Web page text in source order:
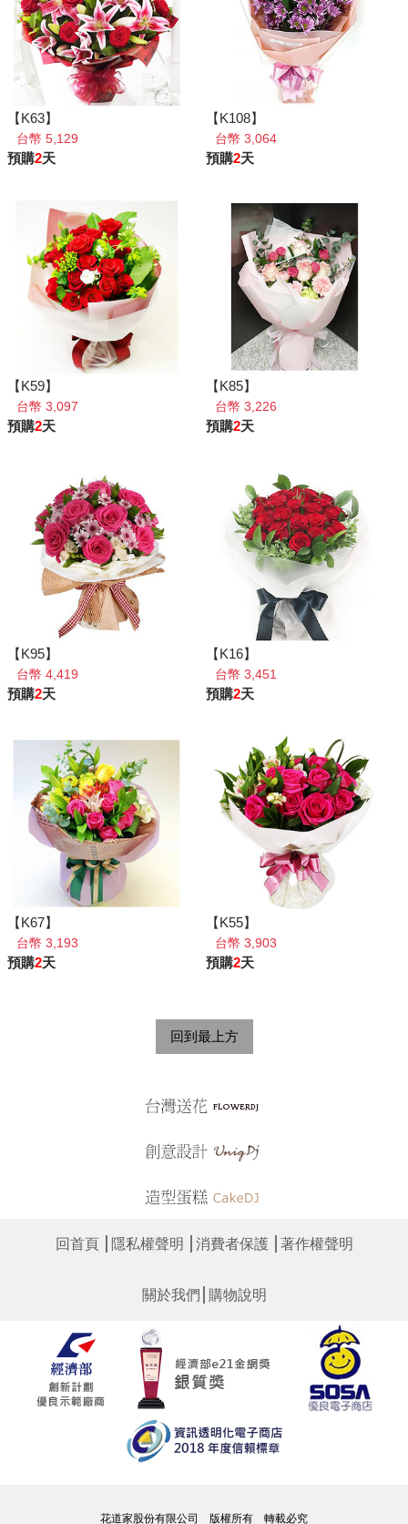
【K63】
台幣 5,129
預購2天
【K108】
台幣 3,064
預購2天
【K59】
台幣 3,097
預購2天
【K85】
台幣 3,226
預購2天
【K95】
台幣 4,419
預購2天
【K16】
台幣 3,451
預購2天
【K67】
台幣 3,193
預購2天
【K55】
台幣 3,903
預購2天
回到最上方
回首頁│ 隱私權聲明 消費者保護│ 著作權聲明
關於我們 購物說明
花道家股份有限公司 版權所有 轉載必究